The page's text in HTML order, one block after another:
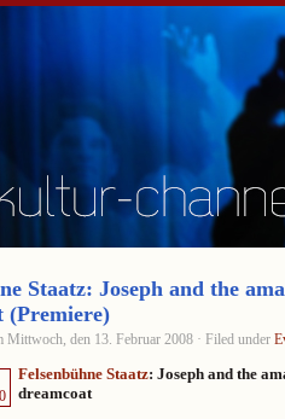
Staatz: Joseph and the
(Premiere)
den 13. Februar 2008 · Filed under
Felsenbühne Staatz: Joseph and the
dreamcoat